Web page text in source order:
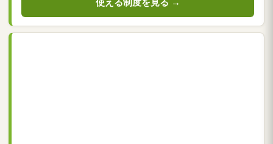
使える制度を見る →